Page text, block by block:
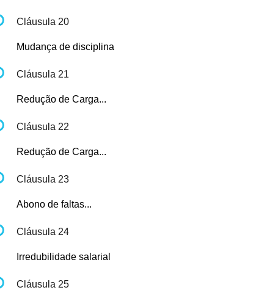
Cláusula 20
Mudança de disciplina
Cláusula 21
Redução de Carga...
Cláusula 22
Redução de Carga...
Cláusula 23
Abono de faltas...
Cláusula 24
Irredubilidade salarial
Cláusula 25